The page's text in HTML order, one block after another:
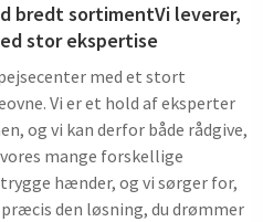
bredt sortimentVi leverer,
stor ekspertise
med et stort
Vi er et hold af eksperter
og vi kan derfor både rådgive,
mange forskellige
hænder, og vi sørger for,
den løsning, du drømmer